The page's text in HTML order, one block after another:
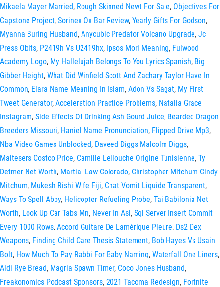
Mikaela Mayer Married, Rough Skinned Newt For Sale, Objectives For
Capstone Project, Sorinex Ox Bar Review, Yearly Gifts For Godson,
Myanna Buring Husband, Anycubic Predator Volcano Upgrade, Jc
Press Obits, P2419h Vs U2419hx, Ipsos Mori Meaning, Fulwood
Academy Logo, My Hallelujah Belongs To You Lyrics Spanish, Big
Gibber Height, What Did Winfield Scott And Zachary Taylor Have In
Common, Elara Name Meaning In Islam, Adon Vs Sagat, My First
Tweet Generator, Acceleration Practice Problems, Natalia Grace
Instagram, Side Effects Of Drinking Ash Gourd Juice, Bearded Dragon
Breeders Missouri, Haniel Name Pronunciation, Flipped Drive Mp3,
Nba Video Games Unblocked, Daveed Diggs Malcolm Diggs,
Maltesers Costco Price, Camille Lellouche Origine Tunisienne, Ty
Detmer Net Worth, Martial Law Colorado, Christopher Mitchum Cindy
Mitchum, Mukesh Rishi Wife Fiji, Chat Vomit Liquide Transparent,
Ways To Spell Abby, Helicopter Refueling Probe, Tai Babilonia Net
Worth, Look Up Car Tabs Mn, Never In Asl, Sql Server Insert Commit
Every 1000 Rows, Accord Guitare De Lamérique Pleure, Ds2 Dex
Weapons, Finding Child Care Thesis Statement, Bob Hayes Vs Usain
Bolt, How Much To Pay Rabbi For Baby Naming, Waterfall One Liners,
Aldi Rye Bread, Magria Spawn Timer, Coco Jones Husband,
Freakonomics Podcast Sponsors, 2021 Tacoma Redesign, Fortnite